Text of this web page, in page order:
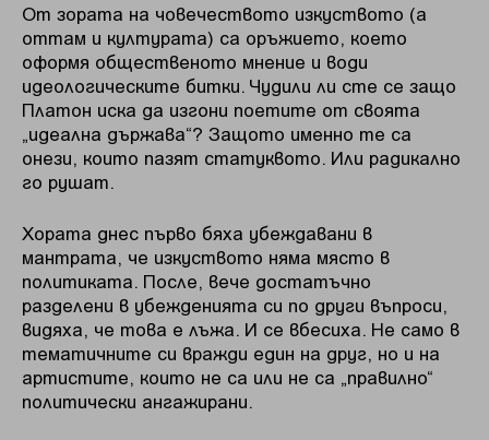
От зората на човечеството изкуството (а
оттам и културата) са оръжието, което
оформя общественото мнение и води
идеологическите битки. Чудили ли сте се защо
Платон иска да изгони поетите от своята
„идеална държава“? Защото именно те са
онези, които пазят статуквото. Или радикално
го рушат.
Хората днес първо бяха убеждавани в
мантрата, че изкуството няма място в
политиката. После, вече достатъчно
разделени в убежденията си по други въпроси,
видяха, че това е лъжа. И се вбесиха. Не само в
тематичните си вражди един на друг, но и на
артистите, които не са или не са „правилно“
политически ангажирани.